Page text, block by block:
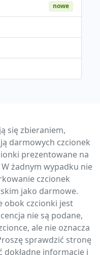
nowe
się zbieraniem,
darmowych czcionek
prezentowane na
żadnym wypadku nie
czcionek
jako darmowe.
obok czcionki jest
nie są podane,
ale nie oznacza
sprawdzić stronę
dokładne informacje i